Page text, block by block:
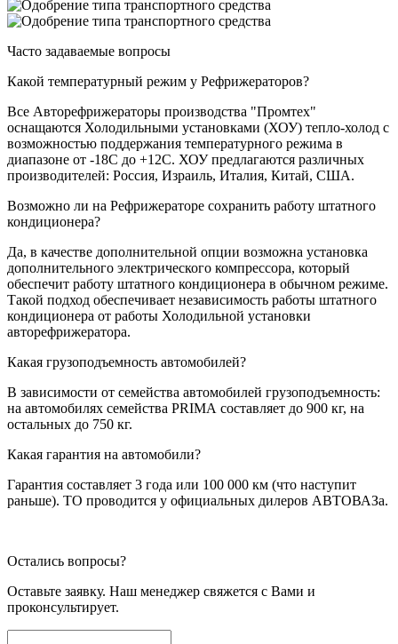
Часто задаваемые вопросы
Какой температурный режим у Рефрижераторов?
Все Авторефрижераторы производства "Промтех"
оснащаются Холодильными установками (ХОУ) тепло-холод с
возможностью поддержания температурного режима в
диапазоне от -18С до +12С. ХОУ предлагаются различных
производителей: Россия, Израиль, Италия, Китай, США.
Возможно ли на Рефрижераторе сохранить работу штатного
кондиционера?
Да, в качестве дополнительной опции возможна установка
дополнительного электрического компрессора, который
обеспечит работу штатного кондиционера в обычном режиме.
Такой подход обеспечивает независимость работы штатного
кондиционера от работы Холодильной установки
авторефрижератора.
Какая грузоподъемность автомобилей?
В зависимости от семейства автомобилей грузоподъемность:
на автомобилях семейства PRIMA составляет до 900 кг, на
остальных до 750 кг.
Какая гарантия на автомобили?
Гарантия составляет 3 года или 100 000 км (что наступит
раньше). ТО проводится у официальных дилеров АВТОВАЗа.
Остались вопросы?
Оставьте заявку. Наш менеджер свяжется с Вами и
проконсультирует.